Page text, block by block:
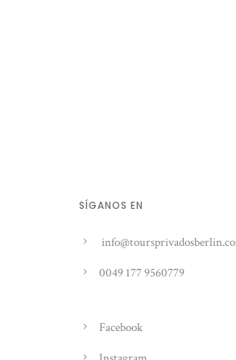
SÍGANOS EN
0049 177 9560779
Facebook